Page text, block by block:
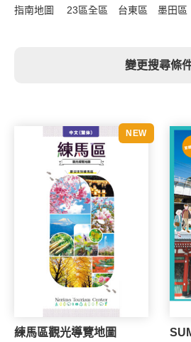
指南地圖 23區全區 台東區 墨田區
變更搜尋條
練馬區觀光導覽地圖